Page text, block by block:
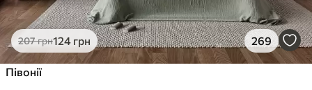
207грн124 грн 269
Півонії